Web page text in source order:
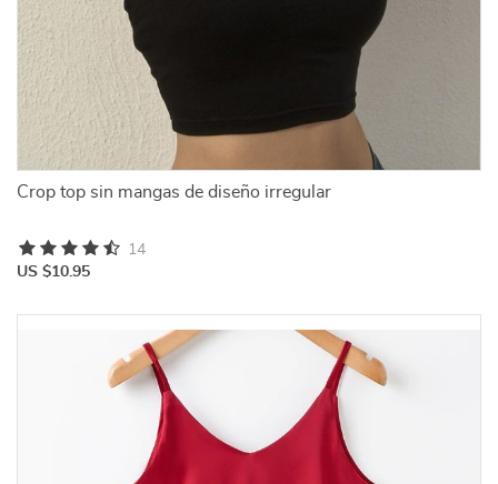
Crop top sin mangas de diseño irregular
US $10.95
14